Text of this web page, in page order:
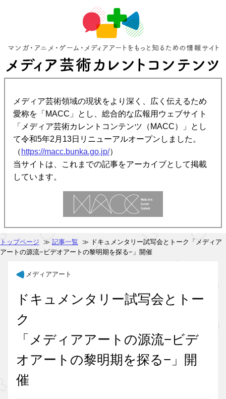
メディア芸術領域の現状をより深く、広く伝えるため
愛称を「MACC」とし、総合的な広報用ウェブサイト
「メディア芸術カレントコンテンツ（MACC）」とし
て令和5年2月13日リニューアルオープンしました。
（ https://macc.bunka.go.jp/）
当サイトは、これまでの記事をアーカイブとして掲載
しています。
トップページ ≫ 記事一覧 ≫ ドキュメンタリー試写会とトーク「メディア
アートの源流−ビデオアートの黎明期を探る−」開催
メディアアート
ドキュメンタリー試写会とトー
ク
「メディアアートの源流−ビデ
オアートの黎明期を探る−」開
催